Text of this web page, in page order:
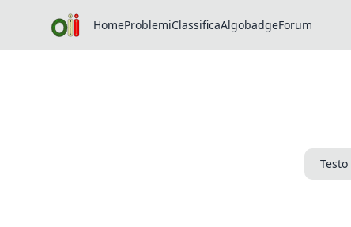
HomeProblemiClassificaAlgobadgeForum
Testo